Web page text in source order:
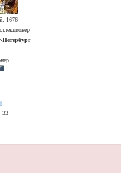
1676
Петербург
33